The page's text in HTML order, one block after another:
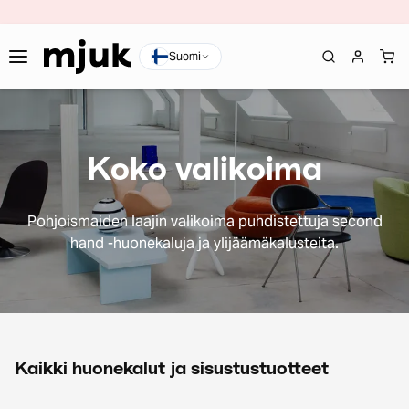
Suomi
Koko valikoima
Pohjoismaiden laajin valikoima puhdistettuja second
hand -huonekaluja ja ylijäämäkalusteita.
Kaikki huonekalut ja sisustustuotteet